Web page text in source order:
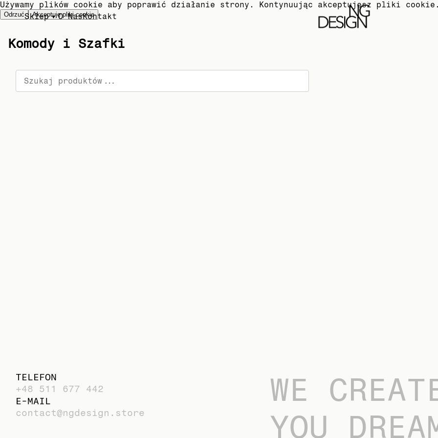
Sklep ▼ O NasKontakt
Używamy plików cookie aby poprawić działanie strony. Kontynuując akceptujesz pliki
Odrzuć Akceptuję pliki cookie
Komody i Szafki
TELEFON
+48 511 677 442
E-MAIL
contact@ngdesign.store
WE
YOU